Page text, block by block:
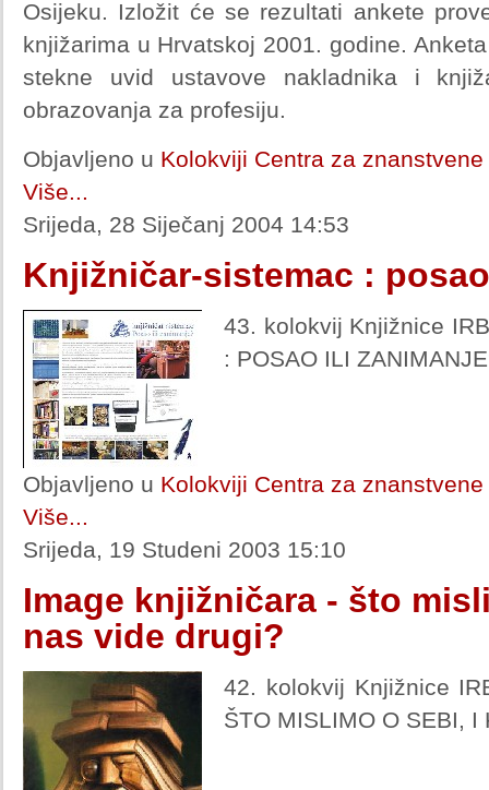
Osijeku. Izložit će se rezultati ankete
knjižarima u Hrvatskoj 2001. godine.
stekne uvid ustavove nakladnika i
obrazovanja za profesiju.
Objavljeno u Kolokviji Centra za
Više...
Srijeda, 28 Siječanj 2004 14:53
Knjižničar-sistemac :
43. kolokvij Knjižnice
: POSAO ILI
Objavljeno u Kolokviji Centra za
Više...
Srijeda, 19 Studeni 2003 15:10
Image knjižničara - što
nas vide drugi?
42. kolokvij Knjižnice
ŠTO MISLIMO O SEBI, I